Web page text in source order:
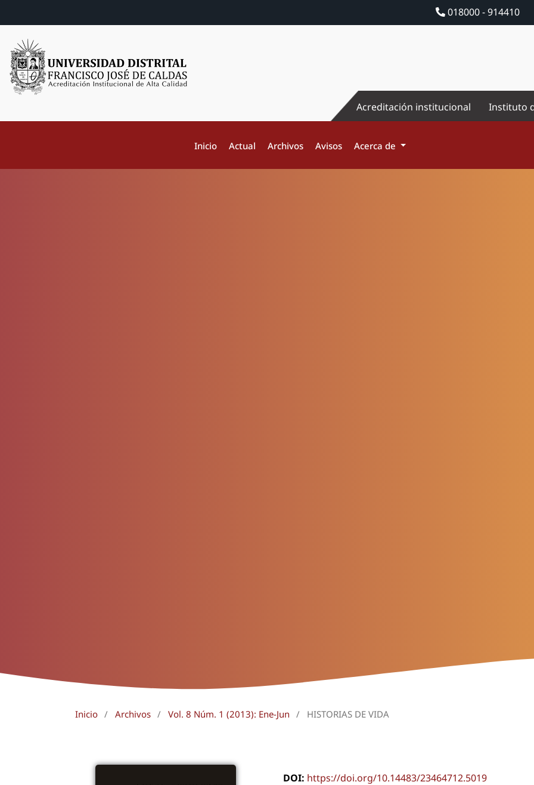
018000 - 914410
Acreditación institucional Instituto
Inicio Actual Archivos Avisos Acerca de
Inicio / Archivos / Vol. 8 Núm. 1 (2013): Ene-Jun / HISTORIAS DE VIDA
DOI: https://doi.org/10.14483/23464712.5019